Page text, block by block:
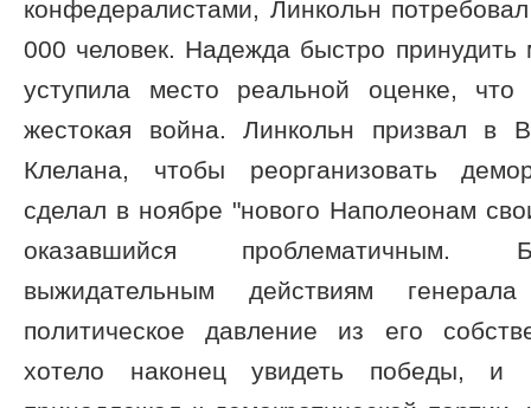
конфедералистами, Линкольн
000 человек. Надежда быстро принудить
уступила место реальной оценке, что
жестокая война. Линкольн призвал в
Клелана, чтобы реорганизовать
сделал в ноябре "нового Наполеонам
оказавшийся проблематичным.
выжидательным действиям
политическое давление из его
хотело наконец увидеть победы,